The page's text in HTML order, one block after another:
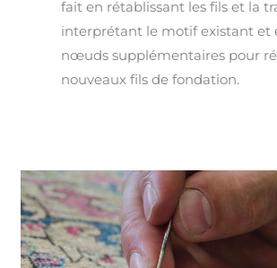
fait en rétablissant les fils et la
interprétant le motif existant et
nœuds supplémentaires pour
nouveaux fils de fondation.